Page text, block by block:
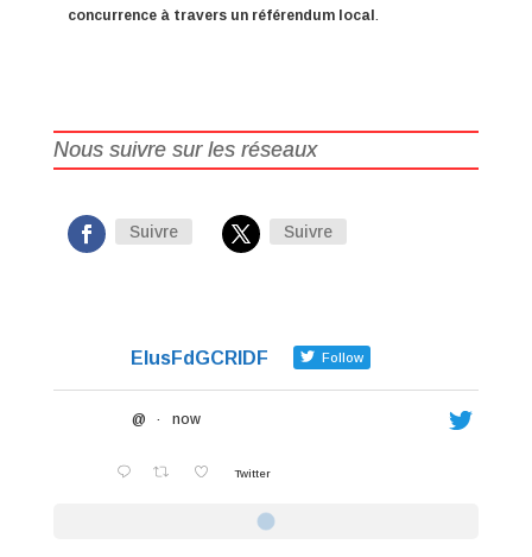
concurrence à travers un référendum local .
Nous suivre sur les réseaux
Suivre Suivre
ElusFdGCRIDF Follow
@ · now
Twitter